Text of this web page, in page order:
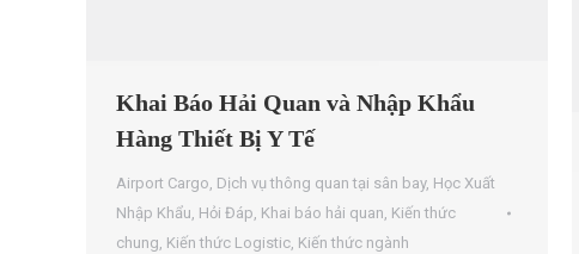
Khai Báo Hải Quan và Nhập Khẩu
Hàng Thiết Bị Y Tế
Airport Cargo, Dịch vụ thông quan tại sân bay, Học Xuất
Nhập Khẩu, Hỏi Đáp, Khai báo hải quan, Kiến thức
chung, Kiến thức Logistic, Kiến thức ngành